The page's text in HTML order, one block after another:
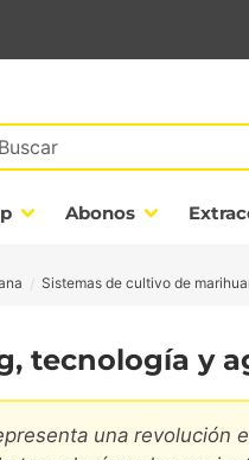
Abonos
Sistemas de cultivo de
tecnología y
una revolución